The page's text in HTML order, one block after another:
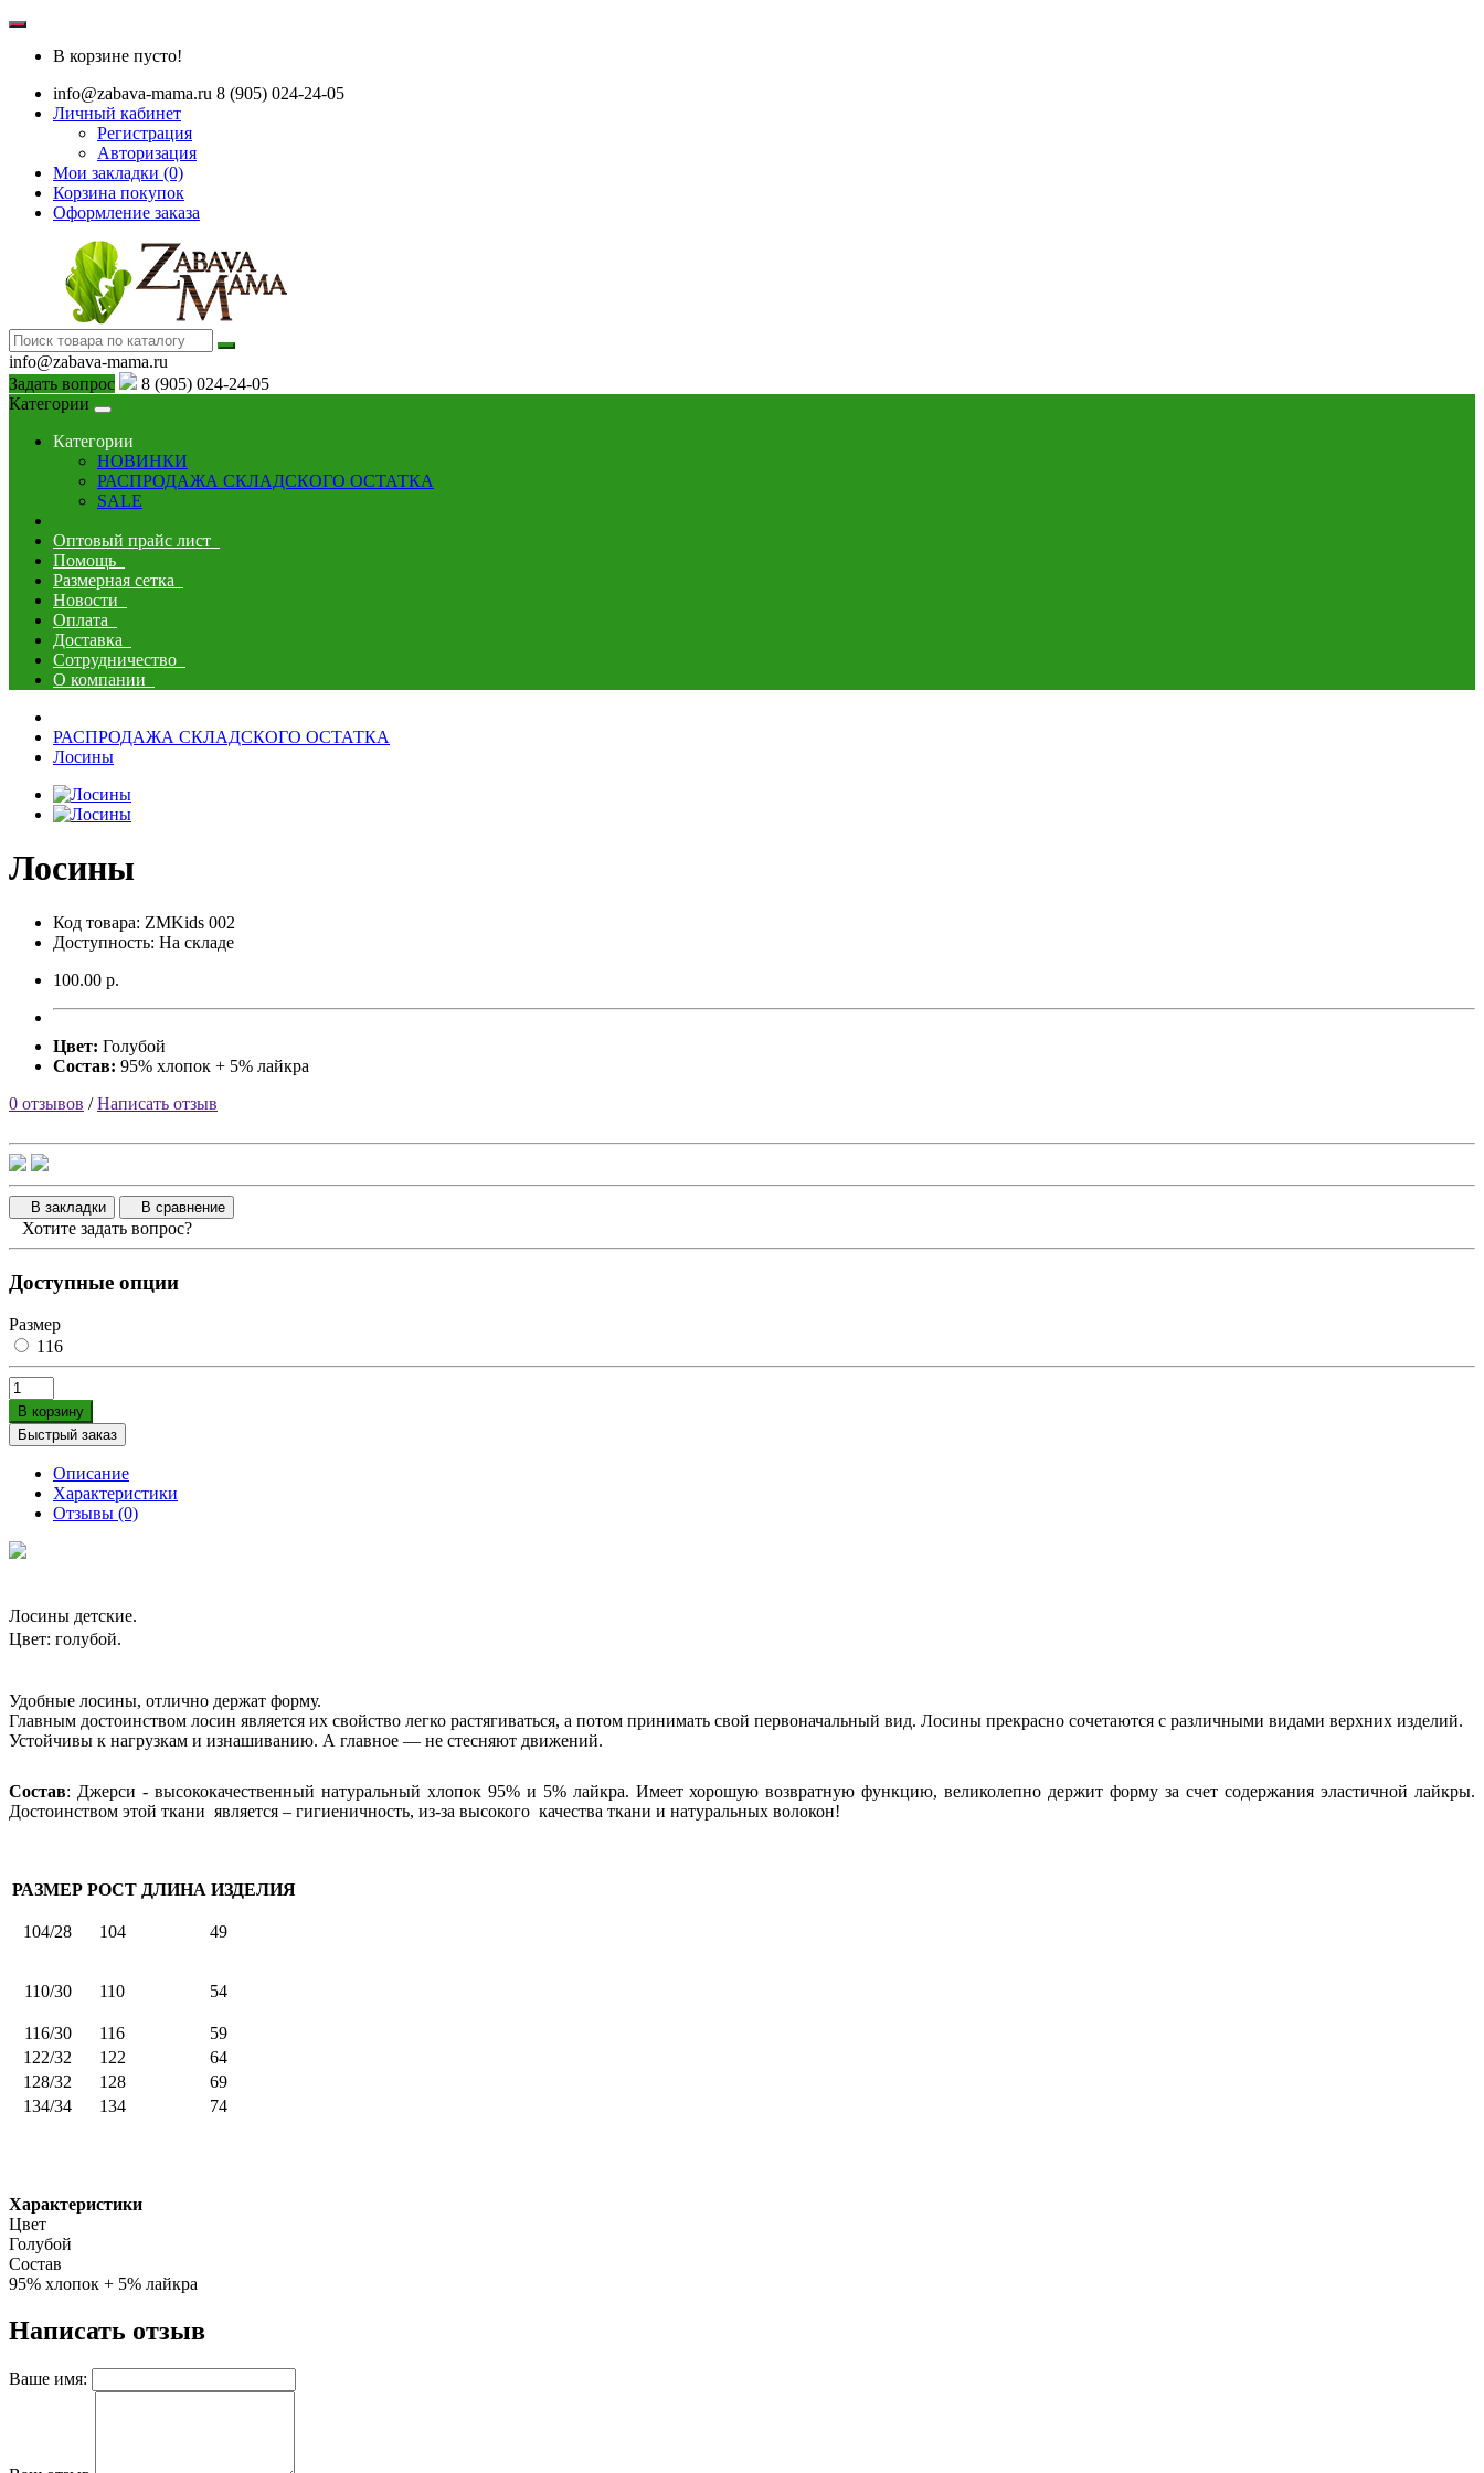
В корзине пусто!
info@zabava-mama.ru 8 (905) 024-24-05
Личный кабинет
Регистрация
Авторизация
Мои закладки (0)
Корзина покупок
Оформление заказа
info@zabava-mama.ru
Задать вопрос
8 (905) 024-24-05
Категории
Категории
НОВИНКИ
РАСПРОДАЖА СКЛАДСКОГО ОСТАТКА
SALE
Оптовый прайс лист
Помощь
Размерная сетка
Новости
Оплата
Доставка
Сотрудничество
О компании
РАСПРОДАЖА СКЛАДСКОГО ОСТАТКА
Лосины
Лосины
Код товара: ZMKids 002
Доступность: На складе
100.00 р.
Цвет: Голубой
Состав: 95% хлопок + 5% лайкра
0 отзывов /Написать отзыв
В закладки В сравнение
Хотите задать вопрос?
Доступные опции
Размер
116
В корзину
Быстрый заказ
Описание
Характеристики
Отзывы (0)
Лосины детские.
Цвет: голубой.
Удобные лосины, отлично держат форму.
Главным достоинством лосин является их свойство легко растягиваться, а потом принимать свой первоначальный вид. Лосины прекрасно сочетаются с различными видами верхних изделий.
Устойчивы к нагрузкам и изнашиванию. А главное — не стесняют движений.
Состав: Джерси - высококачественный натуральный хлопок 95% и 5% лайкра. Имеет хорошую возвратную функцию, великолепно держит форму за счет содержания эластичной лайкры.
Достоинством этой ткани является – гигиеничность, из-за высокого качества ткани и натуральных волокон!
РАЗМЕР РОСТ ДЛИНА ИЗДЕЛИЯ
104/28 104 49
110/30 110 54
116/30 116
59
122/32
122
64
128/32
128
69
134/34
134 74
Характеристики
Цвет
Голубой
Состав
95% хлопок + 5% лайкра
Написать отзыв
Ваше имя: